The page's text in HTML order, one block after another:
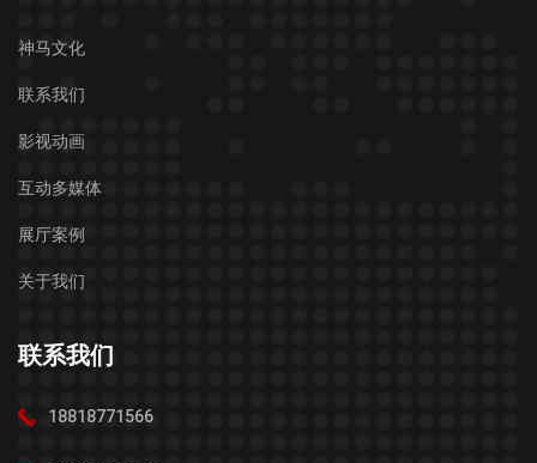
神马文化
联系我们
影视动画
互动多媒体
展厅案例
关于我们
联系我们
18818771566